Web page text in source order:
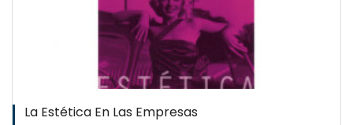
La Estética En Las Empresas